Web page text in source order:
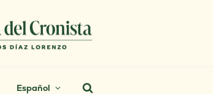
Español